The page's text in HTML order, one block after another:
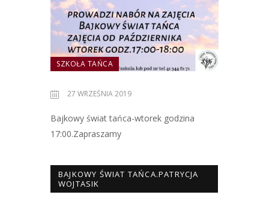
SZKOŁA TAŃCA
27 WRZEŚNIA 2019
Bajkowy świat tańca-wtorek godzina
17:00.Zapraszamy
BAJKOWY ŚWIAT TAŃCA.PATRYCJA
WOJTASIK